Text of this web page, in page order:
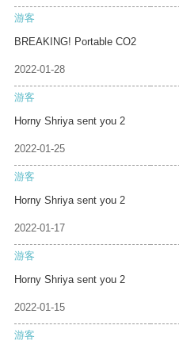
游客
BREAKING! Portable CO2
2022-01-28
游客
Horny Shriya sent you 2
2022-01-25
游客
Horny Shriya sent you 2
2022-01-17
游客
Horny Shriya sent you 2
2022-01-15
游客